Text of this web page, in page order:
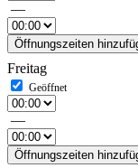
—
Öffnungszeiten
Freitag
—
Öffnungszeiten